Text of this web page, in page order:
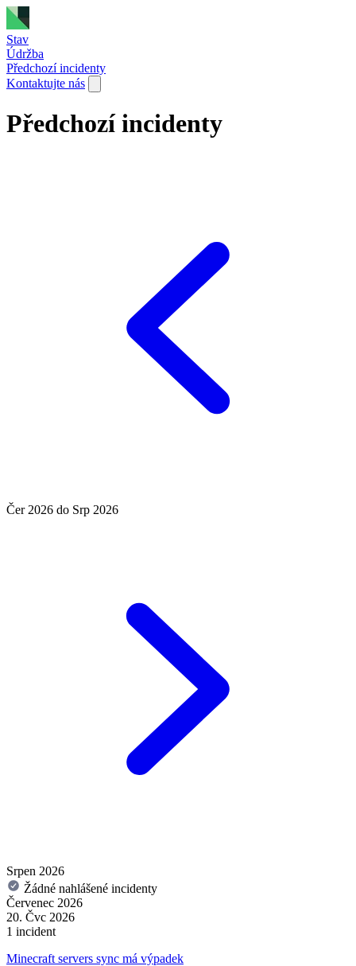
Stav
Údržba
Předchozí incidenty
Kontaktujte nás
Předchozí incidenty
Čer 2026 do Srp 2026
Srpen 2026
Žádné nahlášené incidenty
Červenec 2026
20. Čvc 2026
1 incident
Minecraft servers sync má výpadek